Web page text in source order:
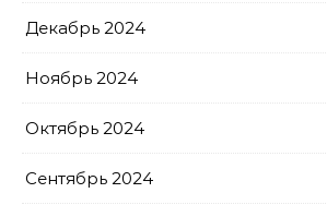
Декабрь 2024
Ноябрь 2024
Октябрь 2024
Сентябрь 2024